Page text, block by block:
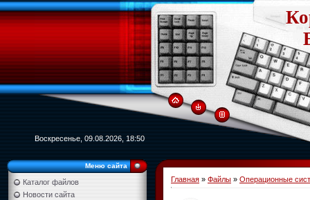
Воскресенье, 09.08.2026, 18:50
Меню сайта
Каталог файлов
Новости сайта
Главная » Файлы » Операционные